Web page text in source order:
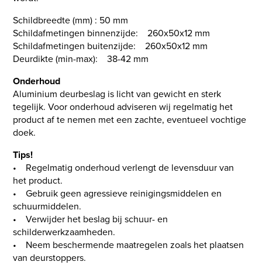
Schildbreedte (mm) : 50 mm
Schildafmetingen binnenzijde: 260x50x12 mm
Schildafmetingen buitenzijde: 260x50x12 mm
Deurdikte (min-max): 38-42 mm
Onderhoud
Aluminium deurbeslag is licht van gewicht en sterk
tegelijk. Voor onderhoud adviseren wij regelmatig het
product af te nemen met een zachte, eventueel vochtige
doek.
Tips!
• Regelmatig onderhoud verlengt de levensduur van
het product.
• Gebruik geen agressieve reinigingsmiddelen en
schuurmiddelen.
• Verwijder het beslag bij schuur- en
schilderwerkzaamheden.
• Neem beschermende maatregelen zoals het plaatsen
van deurstoppers.